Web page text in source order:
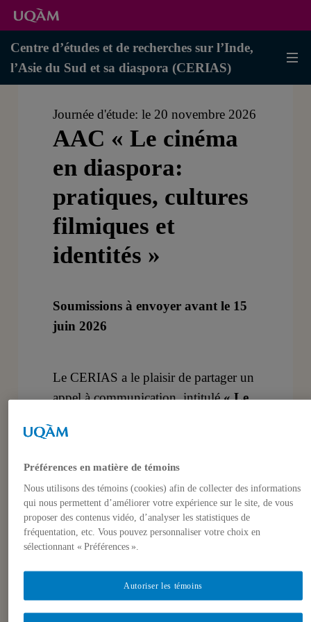
Centre d’études et de recherches sur l’Inde,
l’Asie du Sud et sa diaspora (CERIAS)
Journée d'étude: le 20 novembre 2026
AAC « Le cinéma
en diaspora:
pratiques, cultures
filmiques et
identités »
Soumissions à envoyer avant le 15
juin 2026
Le CERIAS a le plaisir de partager un
appel à communication, intitulé« Le
cultures filmiques et identités »
Montpellier Paul-Valéry.
Vous trouverez le descriptif de cet
appel à communication ici :
https://www.afeccav.org/je-le-cinema-
en-diaspora-pratiques-cultures-
filmiques-et-identites-appel-a-
Préférences en matière de témoins
Nous utilisons des témoins (cookies) afin de collecter des informations
qui nous permettent d’améliorer votre expérience sur le site, de vous
proposer des contenus vidéo, d’analyser les statistiques de
fréquentation, etc. Vous pouvez personnaliser votre choix en
sélectionnant « Préférences ».
Autoriser les témoins